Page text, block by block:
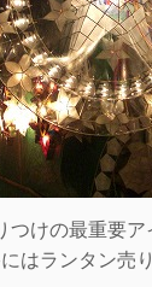
つけの最重要
はランタン売